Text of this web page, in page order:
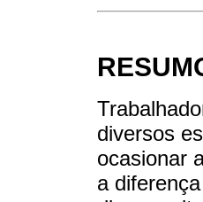
diversos
ocasionar
a